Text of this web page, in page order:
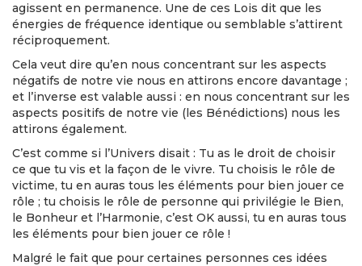
agissent en permanence. Une de ces Lois dit que les
énergies de fréquence identique ou semblable s’attirent
réciproquement.
Cela veut dire qu’en nous concentrant sur les aspects
négatifs de notre vie nous en attirons encore davantage ;
et l’inverse est valable aussi : en nous concentrant sur les
aspects positifs de notre vie (les Bénédictions) nous les
attirons également.
C’est comme si l’Univers disait : Tu as le droit de choisir
ce que tu vis et la façon de le vivre. Tu choisis le rôle de
victime, tu en auras tous les éléments pour bien jouer ce
rôle ; tu choisis le rôle de personne qui privilégie le Bien,
le Bonheur et l’Harmonie, c’est OK aussi, tu en auras tous
les éléments pour bien jouer ce rôle !
Malgré le fait que pour certaines personnes ces idées